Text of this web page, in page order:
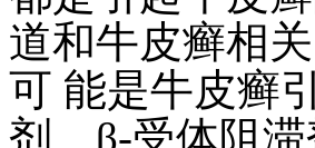
道和牛皮癣相
可 能是牛皮癣
剂、β-受体阻